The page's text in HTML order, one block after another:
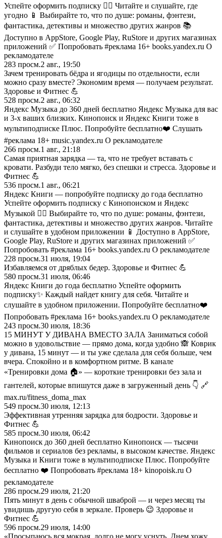
Успейте оформить подписку 🏃‍♂️ Читайте и слушайте, где
угодно 📱 Выбирайте то, что по душе: романы, фэнтези,
фантастика, детективы и множество других жанров 📚
Доступно в AppStore, Google Play, RuStore и других магазинах
приложений ✅ Попробовать #реклама 16+ books.yandex.ru О
рекламодателе
283 просм.2 авг., 19:50
Зачем тренировать бёдра и ягодицы по отдельности, если
можно сразу вместе? Экономим время — получаем результат.
Здоровье и Фитнес 💪
528 просм.2 авг., 06:32
Яндекс Музыка до 360 дней бесплатно Яндекс Музыка для вас
и 3-х ваших близких. Кинопоиск и Яндекс Книги тоже в
мультиподписке Плюс. Попробуйте бесплатно❤️ Слушать
#реклама 18+ music.yandex.ru О рекламодателе
266 просм.1 авг., 21:18
Самая приятная зарядка — та, что не требует вставать с
кровати. Разбуди тело мягко, без спешки и стресса. Здоровье и
Фитнес 💪
536 просм.1 авг., 06:21
Яндекс Книги — попробуйте подписку до года бесплатно
Успейте оформить подписку с Кинопоиском и Яндекс
Музыкой 🏃‍♂️ Выбирайте то, что по душе: романы, фэнтези,
фантастика, детективы и множество других жанров. Читайте
и слушайте в удобном приложении 📱 Доступно в AppStore,
Google Play, RuStore и других магазинах приложений ✅
Попробовать #реклама 16+ books.yandex.ru О рекламодателе
228 просм.31 июля, 19:04
Избавляемся от дряблых бедер. Здоровье и Фитнес 💪
580 просм.31 июля, 06:46
Яндекс Книги до года бесплатно Успейте оформить
подписку✨ Каждый найдет книгу для себя. Читайте и
слушайте в удобном приложении. Попробуйте бесплатно❤️
Попробовать #реклама 16+ books.yandex.ru О рекламодателе
243 просм.30 июля, 18:36
15 МИНУТ У ДИВАНА ВМЕСТО ЗАЛА Заниматься собой
можно в удовольствие — прямо дома, когда удобно 🙈 Коврик
у дивана, 15 минут — и ты уже сделала для себя больше, чем
вчера. Спокойно и в комфортном ритме. В канале
«Тренировки дома 🏠» — короткие тренировки без зала и
гантелей, которые впишутся даже в загруженный день 👇 🔗
max.ru/fitness_doma_max
549 просм.30 июля, 12:13
Эффективная утренняя зарядка для бодрости. Здоровье и
Фитнес 💪
585 просм.30 июля, 06:42
Кинопоиск до 360 дней бесплатно Кинопоиск — тысячи
фильмов и сериалов без рекламы, в высоком качестве. Яндекс
Музыка и Книги тоже в мультиподписке Плюс. Попробуйте
бесплатно ❤️ Попробовать #реклама 18+ kinopoisk.ru О
рекламодателе
286 просм.29 июля, 21:20
Пять минут в день с обычной шваброй — и через месяц ты
увидишь другую себя в зеркале. Проверь 😉 Здоровье и
Фитнес 💪
596 просм.29 июля, 14:00
«Просыпаюсь вся мокрая, долго не могу уснуть. Днем хожу